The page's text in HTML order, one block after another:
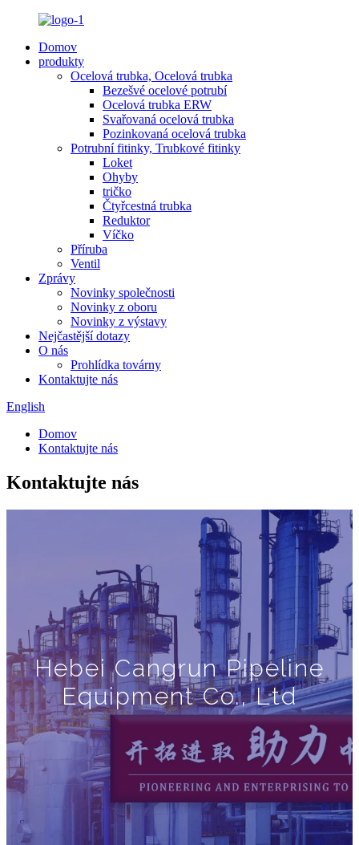
Domov
produkty
Ocelová trubka, Ocelová trubka
Bezešvé ocelové potrubí
Ocelová trubka ERW
Svařovaná ocelová trubka
Pozinkovaná ocelová trubka
Potrubní fitinky, Trubkové fitinky
Loket
Ohyby
tričko
Čtyřcestná trubka
Reduktor
Víčko
Příruba
Ventil
Zprávy
Novinky společnosti
Novinky z oboru
Novinky z výstavy
Nejčastější dotazy
O nás
Prohlídka továrny
Kontaktujte nás
English
Domov
Kontaktujte nás
Kontaktujte nás
Hebei Cangrun Pipeline
Equipment Co., Ltd